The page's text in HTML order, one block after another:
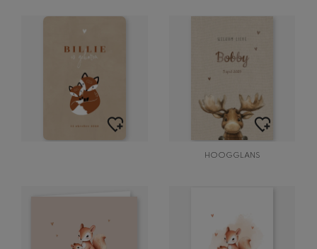
HOOGGLANS